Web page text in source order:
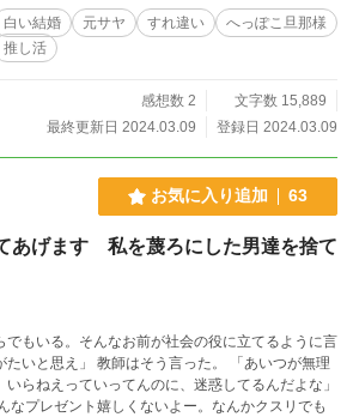
変換が多いのは、作者
てチェックして！頑張ってますが、ごめんなさい、
白い結婚 元サヤ すれ違い
へっぽこ旦那様
推し活
感想数 2
文字数 15,889
最終更新日 2024.03.09
登録日 2024.03.09
お気に入り追加 63
あげます 私を蔑ろにした男達を捨て
でもいる。そんなお前が社会の役に立てるように言
言った。 「あいつが無理
らねえっていってんのに、迷惑してるんだよな」